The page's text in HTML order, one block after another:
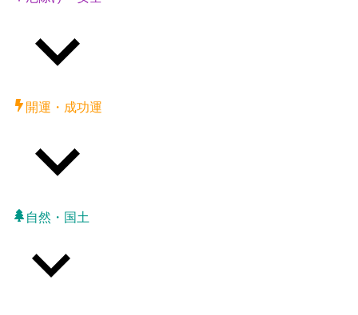
開運・成功運
自然・国土